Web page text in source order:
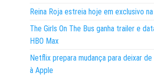
Reina Roja estreia hoje em exclusivo
The Girls On The Bus ganha trailer e
HBO Max
Netflix prepara mudança para deixar
à Apple